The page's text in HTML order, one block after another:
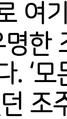
여
명
. ‘
조